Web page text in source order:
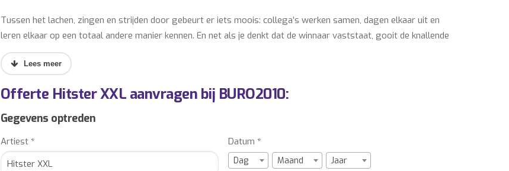
Tussen het lachen, zingen en strijden door gebeurt er iets moois: collega’s werken samen, dagen elkaar uit en
leren elkaar op een totaal andere manier kennen. En net als je denkt dat de winnaar vaststaat, gooit de knallende
finale alles nog één keer door elkaar.
Of je nu gaat voor een bedrijfsfeest, personeelsuitje of teambuildingactiviteit, deze show zorgt voor energie in de
De Hitster Show Editie XXL is geen standaard uitje, maar een ervaring waar nog lang over wordt nagepraat. En
Offerte Hitster XXL aanvragen bij BURO2010:
Gegevens optreden
Artiest * Datum *
Dag Maand Jaar